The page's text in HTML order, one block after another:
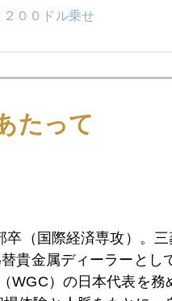
２００ドル乗せ
たって
（国際経済専攻）。
貴金属ディーラーとし
WGC）の日本代表を務